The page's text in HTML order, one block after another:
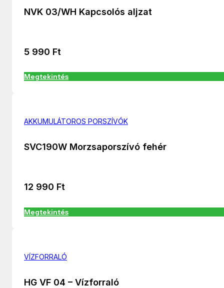
NVK 03/WH Kapcsolós aljzat
5 990 Ft
Megtekintés
AKKUMULÁTOROS PORSZÍVÓK
SVC190W Morzsaporszívó fehér
12 990 Ft
Megtekintés
VÍZFORRALÓ
HG VF 04 – Vízforraló